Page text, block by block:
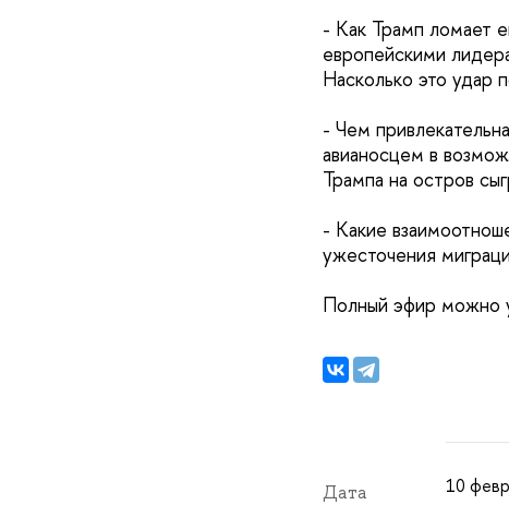
- Как Трамп ломает
европейскими
Насколько это удар
- Чем
авианосцем в
Трампа на остров
- Какие
ужесточения
Полный эфир можно
Дата 10